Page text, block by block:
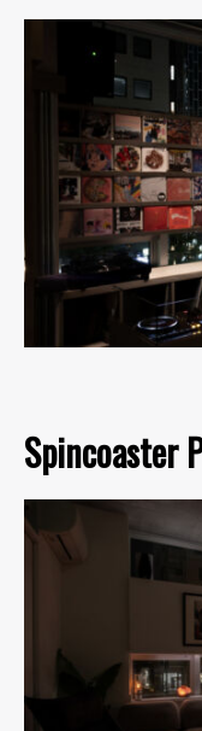
Spincoaster